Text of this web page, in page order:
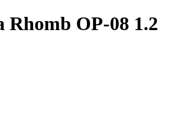
Rhomb OP-08 1.2